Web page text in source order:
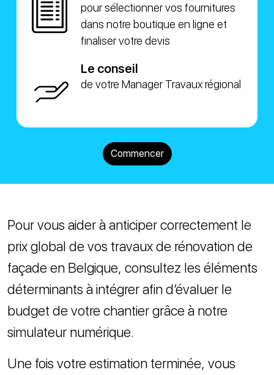
pour sélectionner vos fournitures
dans notre boutique en ligne et
finaliser votre devis
Le conseil
de votre Manager Travaux régional
Commencer
Pour vous aider à anticiper correctement le
prix global de vos travaux de rénovation de
façade en Belgique, consultez les éléments
déterminants à intégrer afin d’évaluer le
budget de votre chantier grâce à notre
simulateur numérique.
Une fois votre estimation terminée, vous